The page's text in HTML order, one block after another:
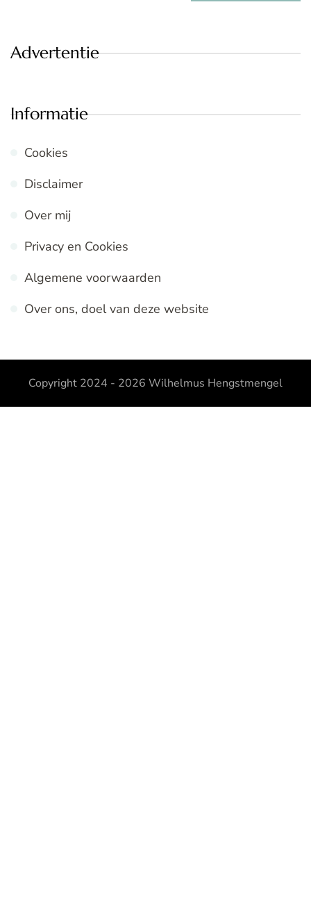
Advertentie
Informatie
Cookies
Disclaimer
Over mij
Privacy en Cookies
Algemene voorwaarden
Over ons, doel van deze website
Copyright 2024 - 2026 Wilhelmus Hengstmengel